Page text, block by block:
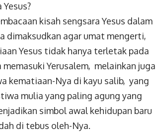
kisah sengsara Yesus dalam
dimaksudkan agar umat mengerti,
Yesus tidak hanya terletak pada
memasuki Yerusalem, melainkan juga
kematiaan-Nya di kayu salib, yang
mulia yang paling agung yang
simbol awal kehidupan baru
di tebus oleh-Nya.